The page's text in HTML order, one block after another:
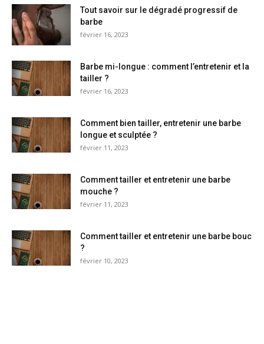
Tout savoir sur le dégradé progressif de
barbe
février 16, 2023
Barbe mi-longue : comment l’entretenir et la
tailler ?
février 16, 2023
Comment bien tailler, entretenir une barbe
longue et sculptée ?
février 11, 2023
Comment tailler et entretenir une barbe
mouche ?
février 11, 2023
Comment tailler et entretenir une barbe bouc
?
février 10, 2023